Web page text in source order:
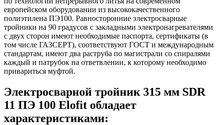
европейском оборудовании из высококачественного
полиэтилена ПЭ100. Равносторонние электросварные
тройники на 90 градусов с закладными электронагревателями
с двух сторон имеют необходимые паспорта, сертификаты (в
том числе ГАЗСЕРТ), соответствуют ГОСТ и международным
стандартам, имеют два раструба по магистрали со спиралями
каждый и патрубок на ответвлении, к которому необходимо
привариться муфтой.
Электросварной тройник 315 мм SDR
11 ПЭ 100 Elofit обладает
характеристиками: